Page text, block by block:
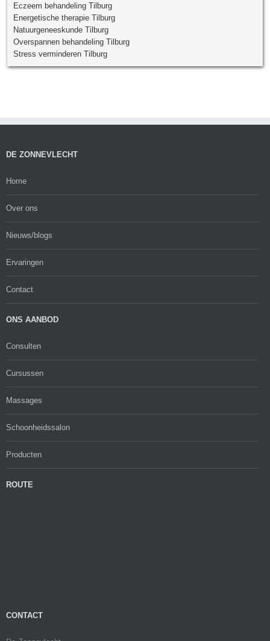
Eczeem behandeling Tilburg
Energetische therapie Tilburg
Natuurgeneeskunde Tilburg
Overspannen behandeling Tilburg
Stress verminderen Tilburg
DE ZONNEVLECHT
Home
Over ons
Nieuws/blogs
Ervaringen
Contact
ONS AANBOD
Consulten
Cursussen
Massages
Schoonheidssalon
Producten
ROUTE
CONTACT